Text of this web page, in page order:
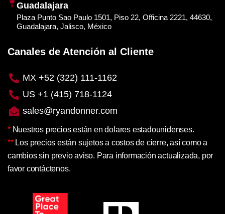
Guadalajara
Plaza Punto Sao Paulo 1501, Piso 22, Officina 2221, 44630,
Guadalajara, Jalisco, México
Canales de Atención al Cliente
MX +52 (322) 111-1162
US +1 (415) 718-1124
sales@ryandonner.com
* Nuestros precios están en dolares estadounidenses.
** Los precios están sujetos a costos de cierre, así como a
cambios sin previo aviso. Para información actualizada, por
favor contáctenos.